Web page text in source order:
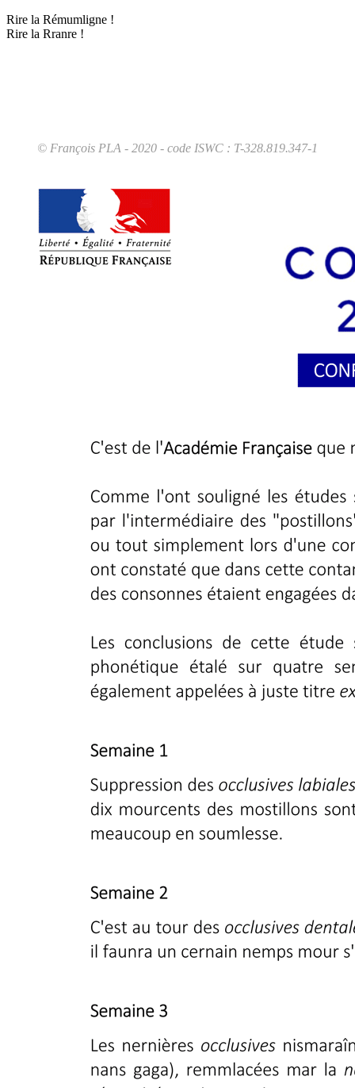
Rire la Rémumligne !
Rire la Rranre !
© François PLA - 2020 - code ISWC : T-328.819.347-1